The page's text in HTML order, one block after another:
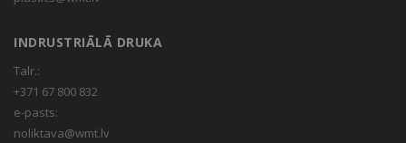
INDRUSTRIĀLĀ DRUKA
Talr.:
+371 67 800 832
e-pasts:
noliktava@wmt.lv